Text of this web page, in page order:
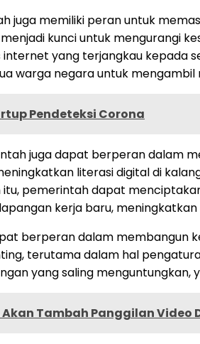
juga memiliki peran untuk
kunci untuk mengurangi
internet yang terjangkau kepada
warga negara untuk mengambil
Pendeteksi Corona
juga dapat berperan dalam
literasi digital di
itu, pemerintah dapat
kerja baru,
berperan dalam membangun
terutama dalam hal
yang saling
Akan Tambah Panggilan Video